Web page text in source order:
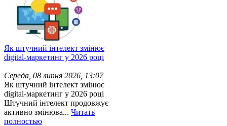
Як штучний інтелект змінює
digital-маркетинг у 2026 році
Середа, 08 липня 2026, 13:07
Як штучний інтелект змінює
digital-маркетинг у 2026 році
Штучний інтелект продовжує
активно змінюва... Читать
полностью